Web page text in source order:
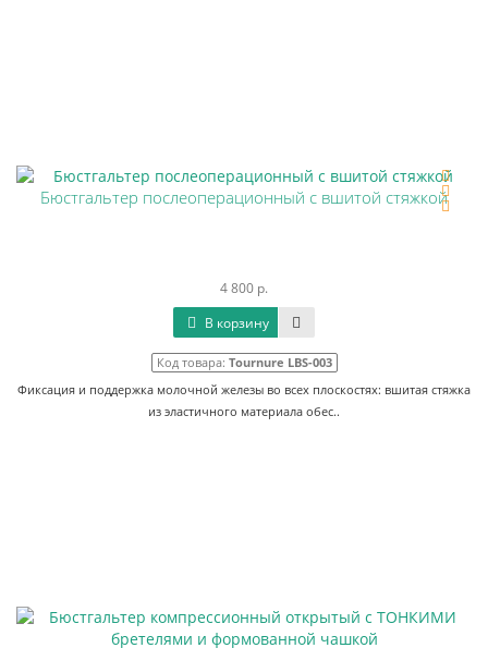
Бюстгальтер послеоперационный с вшитой стяжкой
4 800 р.
В корзину
Код товара: Tournure LBS-003
Фиксация и поддержка молочной железы во всех плоскостях: вшитая стяжка
из эластичного материала обес..